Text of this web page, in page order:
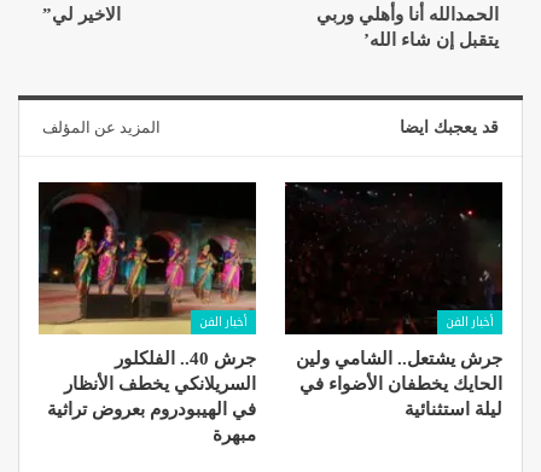
الحمدالله أنا وأهلي وربي
يتقبل إن شاء الله’
الاخير لي”
قد يعجبك ايضا المزيد عن المؤلف
أخبار الفن
جرش يشتعل.. الشامي ولين
الحايك يخطفان الأضواء في
ليلة استثنائية
أخبار الفن
جرش 40.. الفلكلور
السريلانكي يخطف الأنظار
في الهيبودروم بعروض تراثية
مبهرة